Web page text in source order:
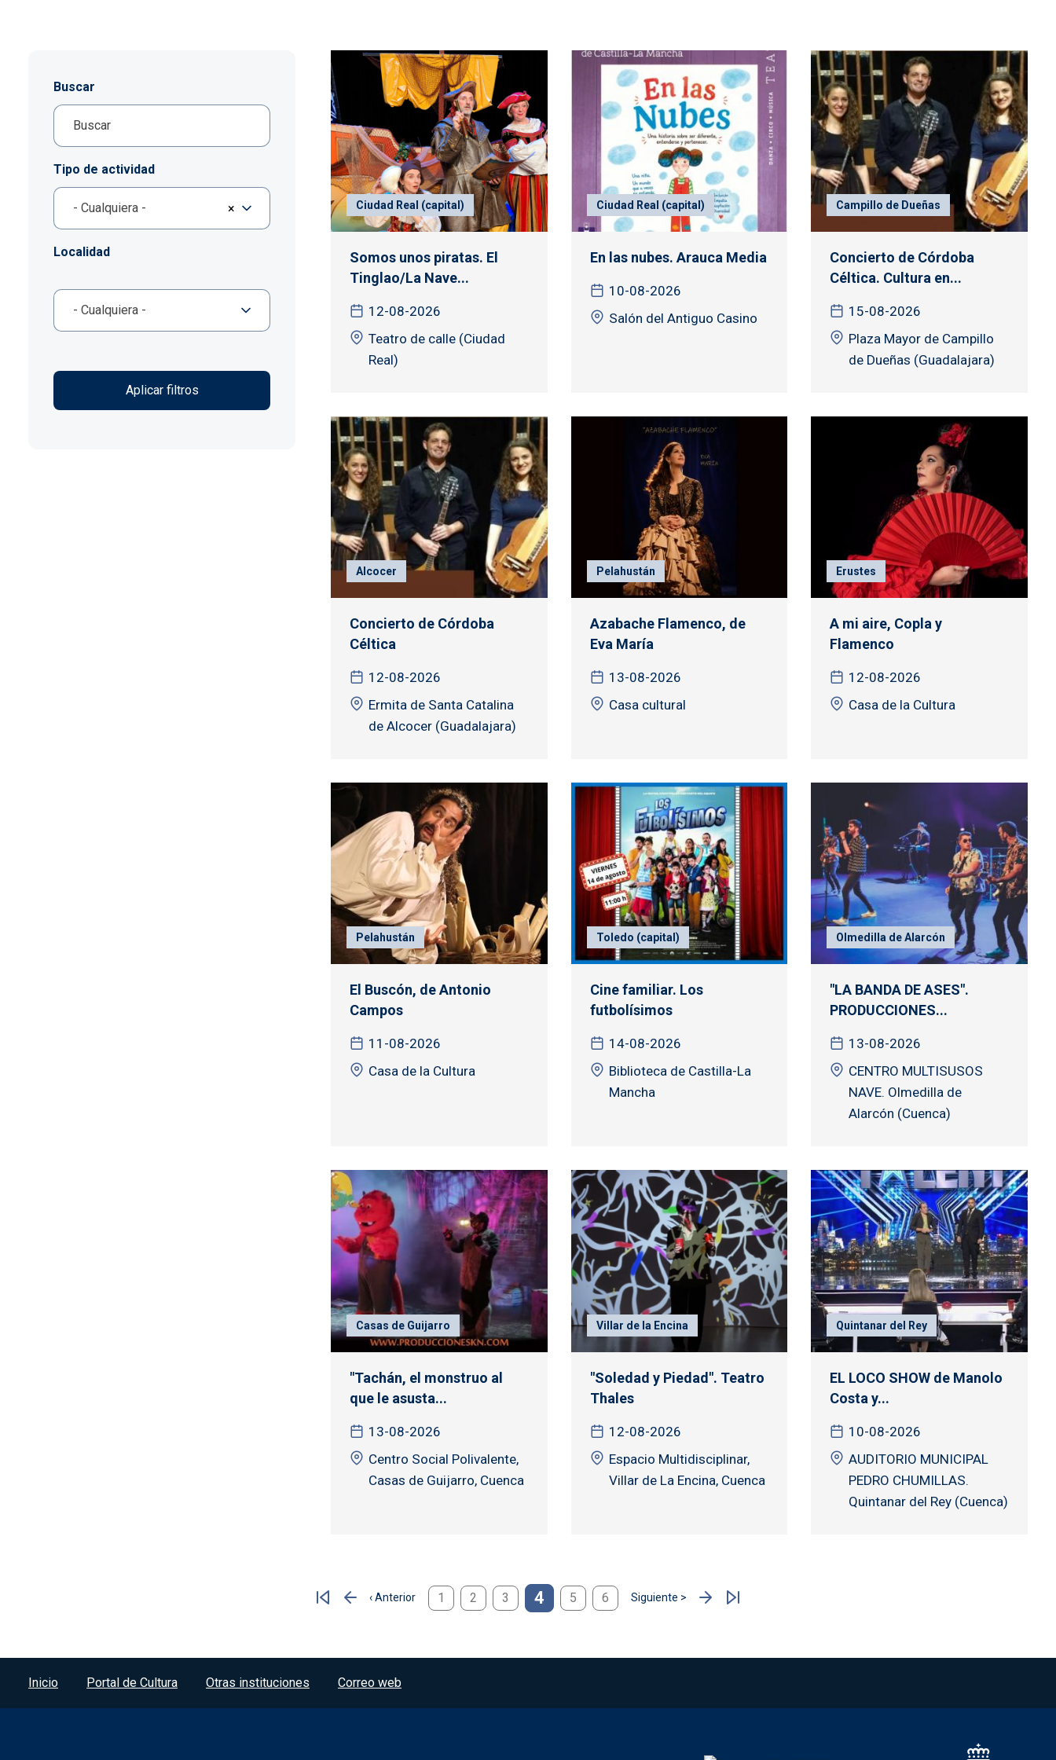
Buscar
Tipo de actividad
×
- Cualquiera -
Localidad
Ciudad Real (capital)
Somos unos piratas. El
Tinglao/La Nave...
12-08-2026
Teatro de calle (Ciudad
Real)
Ciudad Real (capital)
En las nubes. Arauca Media
10-08-2026
Salón del Antiguo Casino
Campillo de Dueñas
Concierto de Córdoba
Céltica. Cultura en...
15-08-2026
Plaza Mayor de Campillo
de Dueñas (Guadalajara)
Alcocer
Concierto de Córdoba
Céltica
12-08-2026
Ermita de Santa Catalina
de Alcocer (Guadalajara)
Pelahustán
Azabache Flamenco, de
Eva María
13-08-2026
Casa cultural
Erustes
A mi aire, Copla y
Flamenco
12-08-2026
Casa de la Cultura
Pelahustán
El Buscón, de Antonio
Campos
11-08-2026
Casa de la Cultura
Toledo (capital)
Cine familiar. Los
futbolísimos
14-08-2026
Biblioteca de Castilla-La
Mancha
Olmedilla de Alarcón
"LA BANDA DE ASES".
PRODUCCIONES...
13-08-2026
CENTRO MULTISUSOS
NAVE. Olmedilla de
Alarcón (Cuenca)
Casas de Guijarro
"Tachán, el monstruo al
que le asusta...
13-08-2026
Centro Social Polivalente,
Casas de Guijarro, Cuenca
Villar de la Encina
"Soledad y Piedad". Teatro
Thales
12-08-2026
Espacio Multidisciplinar,
Villar de La Encina, Cuenca
Quintanar del Rey
EL LOCO SHOW de Manolo
Costa y...
10-08-2026
AUDITORIO MUNICIPAL
PEDRO CHUMILLAS.
Quintanar del Rey (Cuenca)
‹ Anterior
Página anterior
1 2 3 4 5 6 Siguiente >
Siguiente página
Menú del pie
Inicio Portal de Cultura Otras instituciones Correo web